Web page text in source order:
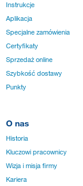
Instrukcje
Aplikacja
Specjalne zamówienia
Certyfikaty
Sprzedaż online
Szybkość dostawy
Punkty
O nas
Historia
Kluczowi pracownicy
Wizja i misja firmy
Kariera